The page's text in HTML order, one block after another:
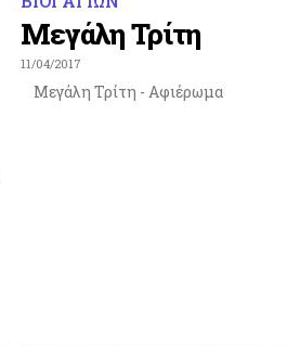
Μεγάλη Τρίτη
11/04/2017
Μεγάλη Τρίτη - Αφιέρωμα